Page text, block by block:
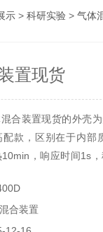
示 > 科研实验 > 气体
置现货
合装置现货的外壳
配款，区别在于内部
10min，响应时间1s
，只需一台即可检
合装置